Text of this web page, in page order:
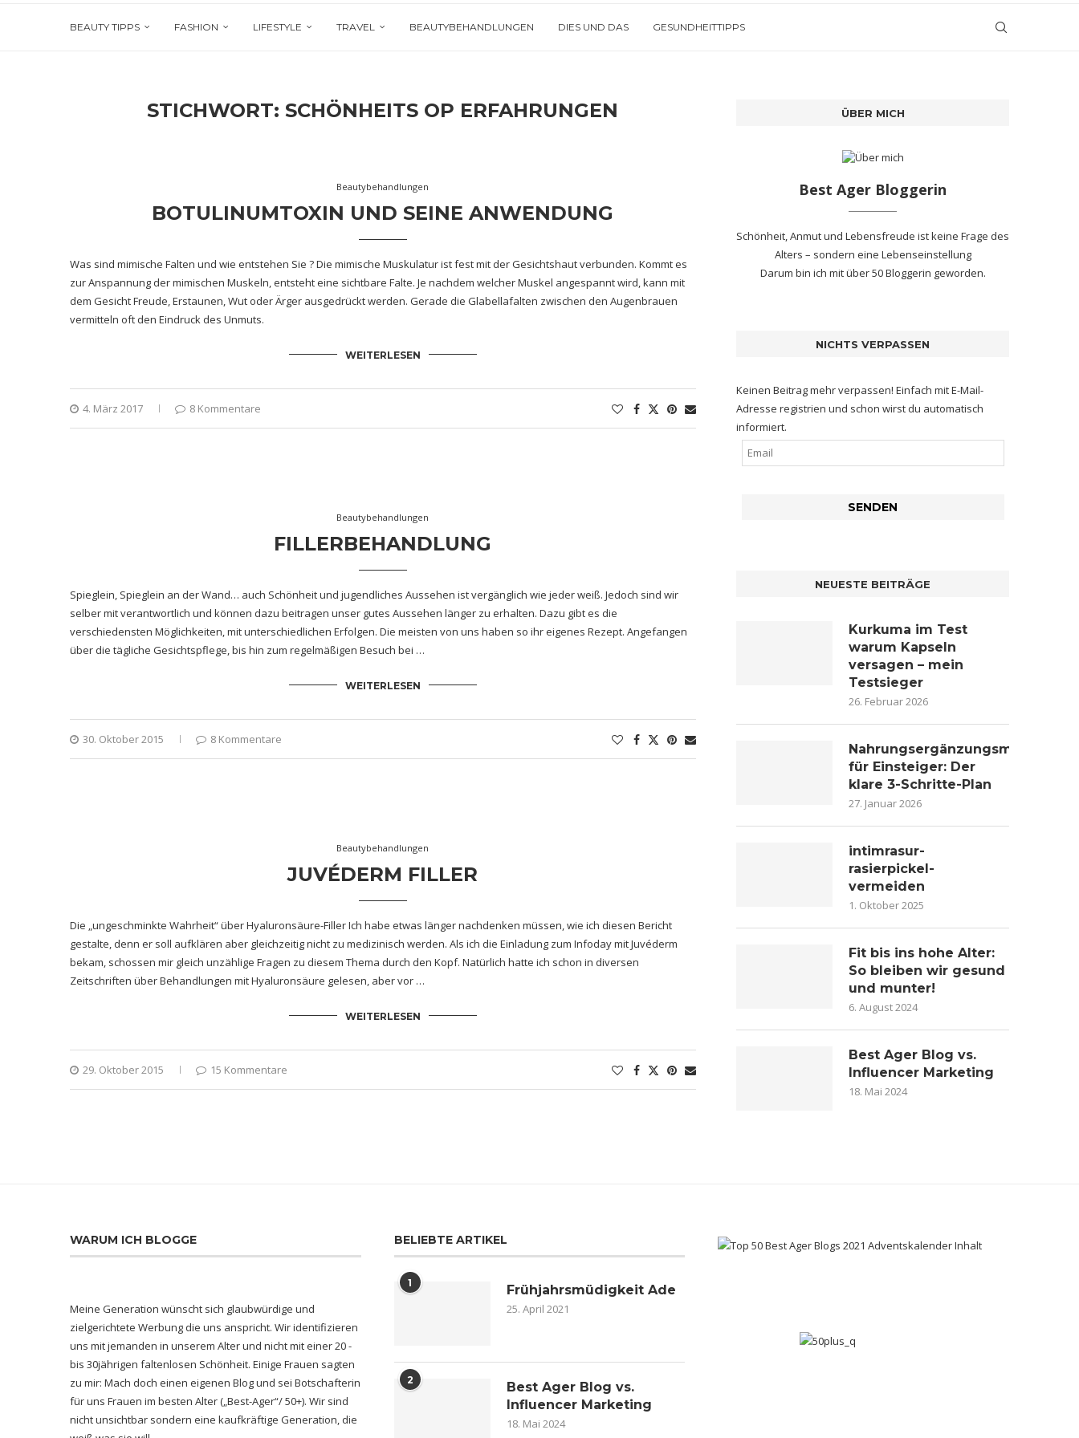
BEAUTY TIPPS FASHION LIFESTYLE TRAVEL BEAUTYBEHANDLUNGEN DIES UND DAS GESUNDHEITTIPPS
STICHWORT: SCHÖNHEITS OP ERFAHRUNGEN
Beautybehandlungen
BOTULINUMTOXIN UND SEINE ANWENDUNG
Was sind mimische Falten und wie entstehen Sie ? Die mimische Muskulatur ist fest mit der Gesichtshaut verbunden. Kommt es
zur Anspannung der mimischen Muskeln, entsteht eine sichtbare Falte. Je nachdem welcher Muskel angespannt wird, kann mit
dem Gesicht Freude, Erstaunen, Wut oder Ärger ausgedrückt werden. Gerade die Glabellafalten zwischen den Augenbrauen
vermitteln oft den Eindruck des Unmuts.
WEITERLESEN
4. März 2017 8 Kommentare
Beautybehandlungen
FILLERBEHANDLUNG
Spieglein, Spieglein an der Wand… auch Schönheit und jugendliches Aussehen ist vergänglich wie jeder weiß. Jedoch sind wir
selber mit verantwortlich und können dazu beitragen unser gutes Aussehen länger zu erhalten. Dazu gibt es die
verschiedensten Möglichkeiten, mit unterschiedlichen Erfolgen. Die meisten von uns haben so ihr eigenes Rezept. Angefangen
über die tägliche Gesichtspflege, bis hin zum regelmäßigen Besuch bei …
WEITERLESEN
30. Oktober 2015 8 Kommentare
Beautybehandlungen
JUVÉDERM FILLER
Die „ungeschminkte Wahrheit“ über Hyaluronsäure-Filler Ich habe etwas länger nachdenken müssen, wie ich diesen Bericht
gestalte, denn er soll aufklären aber gleichzeitig nicht zu medizinisch werden. Als ich die Einladung zum Infoday mit Juvéderm
bekam, schossen mir gleich unzählige Fragen zu diesem Thema durch den Kopf. Natürlich hatte ich schon in diversen
Zeitschriften über Behandlungen mit Hyaluronsäure gelesen, aber vor …
WEITERLESEN
29. Oktober 2015 15 Kommentare
ÜBER MICH
Best Ager Bloggerin
Schönheit, Anmut und Lebensfreude ist keine Frage des
Alters – sondern eine Lebenseinstellung
Darum bin ich mitüber 50 Bloggerin geworden.
NICHTS VERPASSEN
Keinen Beitrag mehr verpassen! Einfach mit E-Mail-
Adresse registrien und schon wirst du automatisch
informiert.
NEUESTE BEITRÄGE
Kurkuma im Test
warum Kapseln
versagen – mein
Testsieger
26. Februar 2026
Nahrungsergänzungsmittel
für Einsteiger: Der
klare 3-Schritte-Plan
27. Januar 2026
intimrasur-
rasierpickel-
vermeiden
1. Oktober 2025
Fit bis ins hohe Alter:
So bleiben wir gesund
und munter!
6. August 2024
Best Ager Blog vs.
Influencer Marketing
18. Mai 2024
WARUM ICH BLOGGE
Meine Generation wünscht sich glaubwürdige und
zielgerichtete Werbung die uns anspricht. Wir identifizieren
uns mit jemanden in unserem Alter und nicht mit einer 20 -
bis 30jährigen faltenlosen Schönheit. Einige Frauen sagten
zu mir: Mach doch einen eigenen Blog und sei Botschafterin
für uns Frauen im besten Alter („Best-Ager“/ 50+). Wir sind
nicht unsichtbar sondern eine kaufkräftige Generation, die
BELIEBTE ARTIKEL
1 Frühjahrsmüdigkeit Ade
25. April 2021
2
Best Ager Blog vs.
Influencer Marketing
18. Mai 2024